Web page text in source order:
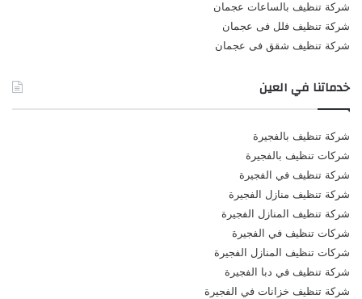
شركة تنظيف بالساعات عجمان
شركة تنظيف فلل فى عجمان
شركة تنظيف شقق فى عجمان
خدماتنا في العين
شركة تنظيف بالفجيرة
شركات تنظيف بالفجيرة
شركة تنظيف في الفجيرة
شركة تنظيف منازل الفجيرة
شركة تنظيف المنازل الفجيرة
شركات تنظيف في الفجيرة
شركات تنظيف المنازل الفجيرة
شركة تنظيف في دبا الفجيرة
شركة تنظيف خزانات في الفجيرة